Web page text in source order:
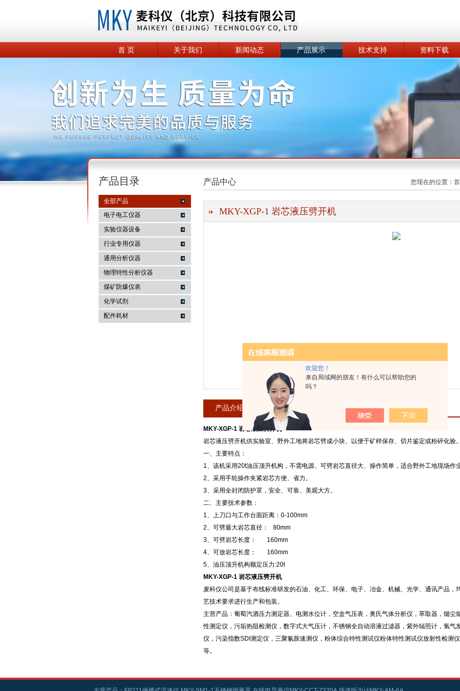
欢迎您！
来自局域网的朋友！有什么可以帮助您的
吗？
麦科仪（北京）科技有限公司
首 页 关于我们 新闻动态 产品展示 技术支持 资料下载
产品目录
全部产品
电子电工仪器
实验仪器设备
行业专用仪器
通用分析仪器
物理特性分析仪器
煤矿防爆仪表
化学试剂
配件耗材
产品中心 您现在的位置：
MKY-XGP-1 岩芯液压劈开机
产品介绍 在线留言
MKY-XGP-1 岩芯液压劈开机
岩芯液压劈开机供实验室、野外工地将岩芯劈成小块、以便于矿样保存、切片鉴定或粉碎化验
一、主要特点：
1、该机采用20t油压顶升机构，不需电源、可劈岩芯直径大、操作简单，适合野外工地现场作
2、采用手轮操作夹紧岩芯方便、省力。
3、采用全封闭防护罩，安全、可靠、美观大方。
二、主要技术参数：
1、上刀口与工作台面距离：0-100mm
2、可劈最大岩芯直径： 80mm
3、可劈岩芯长度： 160mm
4、可放岩芯长度： 160mm
5、油压顶升机构额定压力:20t
MKY-XGP-1 岩芯液压劈开机
麦科仪公司是基于布线标准研发的石油、化工、环保、电子、冶金、机械、光学、通讯产品
艺技术要求进行生产和包装。
主营产品：葡萄汽酒压力测定器、电测水位计，空盒气压表，奥氏气体分析仪，萃取器，烟
性测定仪，污垢热阻检测仪，数字式大气压计，不锈钢全自动溶液过滤器，紫外辐照计，氢气
仪，污染指数SDI测定仪，三聚氰胺速测仪，粉体综合特性测试仪粉体特性测试仪放射性检测
等。